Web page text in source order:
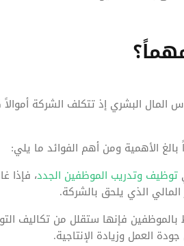
المال البشري إذ تتكلف الشركة أموالاً
الأهمية ومن أهم الفوائد ما يلي:
توظيف وتدريب الموظفين الجدد، فإذا
الذي يلحق بالشركة.
فإنها ستقلل من تكاليف
العمل وزيادة الإنتاجية.